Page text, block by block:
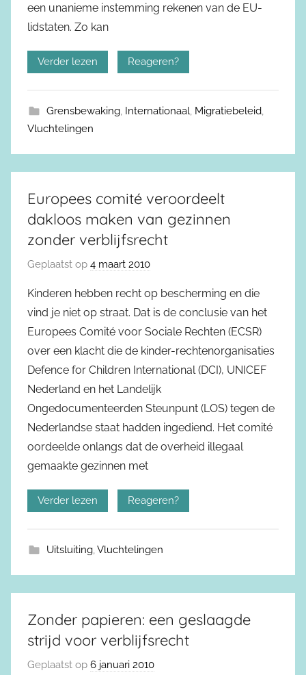
een unanieme instemming rekenen van de EU-
lidstaten. Zo kan
Verder lezen Reageren?
Grensbewaking, Internationaal, Migratiebeleid,
Vluchtelingen
Europees comité veroordeelt
dakloos maken van gezinnen
zonder verblijfsrecht
Geplaatst op 4 maart 2010
Kinderen hebben recht op bescherming en die
vind je niet op straat. Dat is de conclusie van het
Europees Comité voor Sociale Rechten (ECSR)
over een klacht die de kinder-rechtenorganisaties
Defence for Children International (DCI), UNICEF
Nederland en het Landelijk
Ongedocumenteerden Steunpunt (LOS) tegen de
Nederlandse staat hadden ingediend. Het comité
oordeelde onlangs dat de overheid illegaal
gemaakte gezinnen met
Verder lezen Reageren?
Uitsluiting,Vluchtelingen
Zonder papieren: een geslaagde
strijd voor verblijfsrecht
Geplaatst op 6 januari 2010